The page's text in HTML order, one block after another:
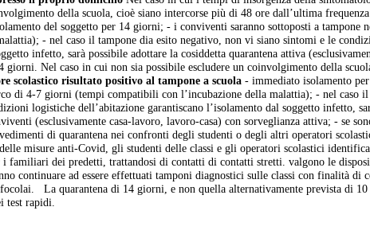
della scuola, cioè siano intercorse più di 48 ore dall’ultima frequenza
del soggetto per 14 giorni; - i conviventi saranno sottoposti a tampone
- nel caso il tampone dia esito negativo, non vi siano sintomi e le
infetto, sarà possibile adottare la cosiddetta quarantena attiva
giorni. Nel caso in cui non sia possibile escludere un coinvolgimento della
scolastico risultato positivo al tampone a scuola - immediato isolamento
di 4-7 giorni (tempi compatibili con l’incubazione della malattia); - nel caso il
logistiche dell’abitazione garantiscano l’isolamento dal soggetto infetto,
(esclusivamente casa-lavoro, lavoro-casa) con sorveglianza attiva; - se
di quarantena nei confronti degli studenti o degli altri operatori
misure anti-Covid, gli studenti delle classi e gli operatori scolastici
i familiari dei predetti, trattandosi di contatti di contatti stretti. valgono le
continuare ad essere effettuati tamponi diagnostici sulle classi con finalità di
La quarantena di 14 giorni, e non quella alternativamente prevista di 10
test rapidi.